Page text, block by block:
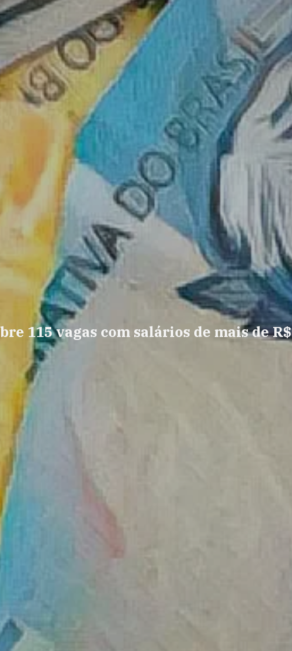
115 vagas com salários de mais de